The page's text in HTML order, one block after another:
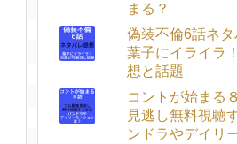
まる？
偽装不倫6話ネ
葉子にイライラ
想と話題
コントが始まる
見逃し無料視聴
ンドラやデイリ